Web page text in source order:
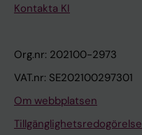
Kontakta KI
Org.nr: 202100-2973
VAT.nr: SE202100297301
Om webbplatsen
Tillgänglighetsredogörelse